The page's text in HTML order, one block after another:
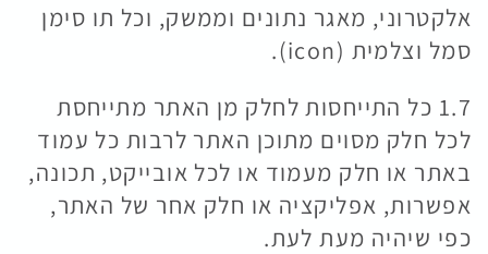
אלקטרוני, מאגר נתונים וממשק, וכל תו סימן
סמל וצלמית (icon).
1.7 כל התייחסות לחלק מן האתר מתייחסת
לכל חלק מסוים מתוכן האתר לרבות כל עמוד
באתר או חלק מעמוד או לכל אובייקט, תכונה,
אפשרות, אפליקציה או חלק אחר של האתר,
כפי שיהיה מעת לעת.